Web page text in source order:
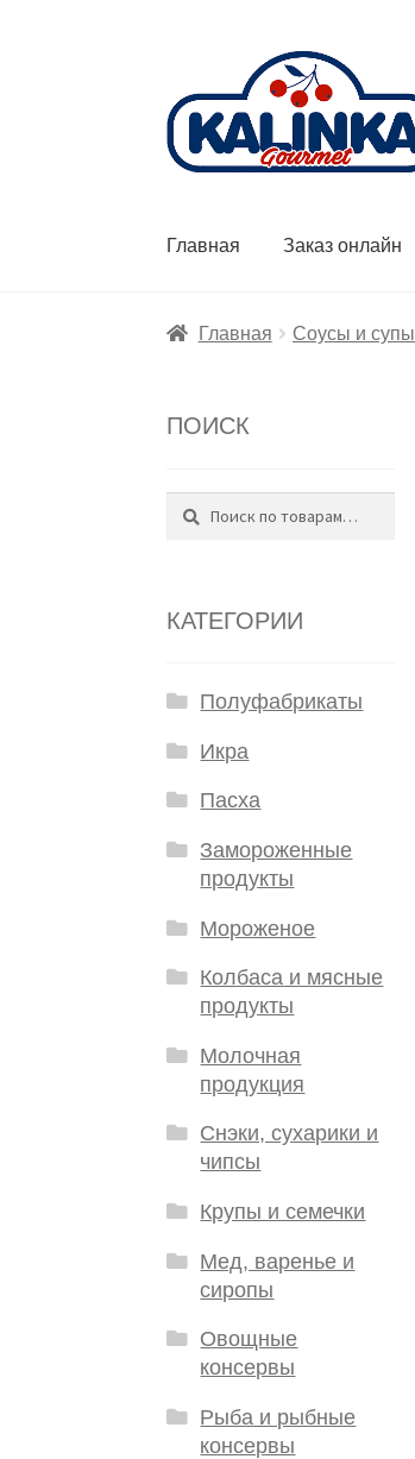
навигации
содержимому
Главная Заказ онлайн
Главная Соусы и супы
ПОИСК
Искать:
Поиск
КАТЕГОРИИ
Полуфабрикаты
Икра
Пасха
Замороженные
продукты
Мороженое
Колбаса и мясные
продукты
Молочная
продукция
Снэки, сухарики и
чипсы
Крупы и семечки
Мед, варенье и
сиропы
Овощные
консервы
Рыба и рыбные
консервы